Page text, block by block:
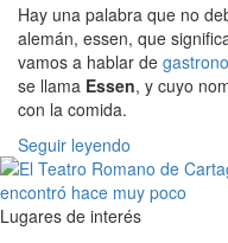
Hay una palabra que no
alemán, essen, que
vamos a hablar de
se llama Essen, y cuyo
con la comida.
Seguir leyendo
Lugares de interés